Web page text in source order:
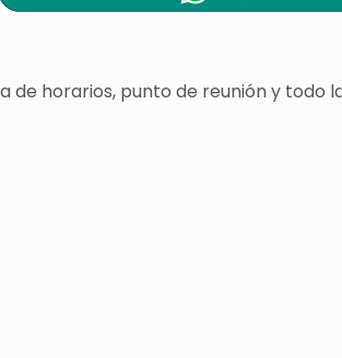
horarios, punto de reunión y